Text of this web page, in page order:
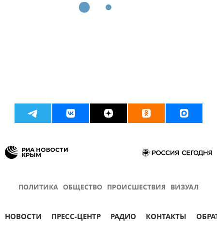
ПОЛИТИКА ОБЩЕСТВО ПРОИСШЕСТВИЯ ВИЗУАЛ
НОВОСТИ ПРЕСС-ЦЕНТР РАДИО КОНТАКТЫ